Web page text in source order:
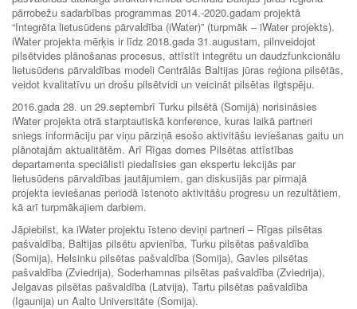
pārrobežu sadarbības programmas 2014.-2020.gadam projektā
“Integrēta lietusūdens pārvaldība (iWater)” (turpmāk – iWater projekts).
iWater projekta mērķis ir līdz 2018.gada 31.augustam, pilnveidojot
pilsētvides plānošanas procesus, attīstīt integrētu un daudzfunkcionālu
lietusūdens pārvaldības modeli Centrālās Baltijas jūras reģiona pilsētās,
veidot kvalitatīvu un drošu pilsētvidi un veicināt pilsētas ilgtspēju.
2016.gada 28. un 29.septembrī Turku pilsētā (Somijā) norisināsies
iWater projekta otrā starptautiskā konference, kuras laikā partneri
sniegs informāciju par viņu pārziņā esošo aktivitāšu ieviešanas gaitu un
plānotajām aktualitātēm. Arī Rīgas domes Pilsētas attīstības
departamenta speciālisti piedalīsies gan ekspertu lekcijās par
lietusūdens pārvaldības jautājumiem, gan diskusijās par pirmajā
projekta ieviešanas periodā īstenoto aktivitāšu progresu un rezultātiem,
kā arī turpmākajiem darbiem.
Jāpiebilst, ka iWater projektu īsteno deviņi partneri – Rīgas pilsētas
pašvaldība, Baltijas pilsētu apvienība, Turku pilsētas pašvaldība
(Somija), Helsinku pilsētas pašvaldība (Somija), Gavles pilsētas
pašvaldība (Zviedrija), Soderhamnas pilsētas pašvaldība (Zviedrija),
Jelgavas pilsētas pašvaldība (Latvija), Tartu pilsētas pašvaldība
(Igaunija) un Aalto Universitāte (Somija).